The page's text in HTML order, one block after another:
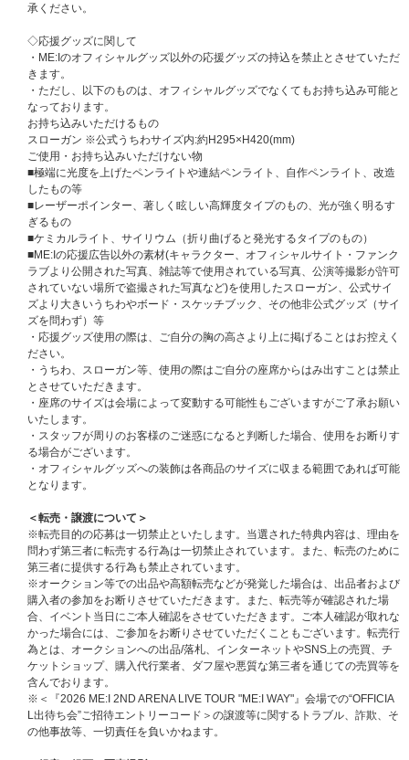
承ください。
◇応援グッズに関して
・ME:Iのオフィシャルグッズ以外の応援グッズの持込を禁止とさせていただ
きます。
・ただし、以下のものは、オフィシャルグッズでなくてもお持ち込み可能と
なっております。
お持ち込みいただけるもの
スローガン ※公式うちわサイズ内:約H295×H420(mm)
ご使用・お持ち込みいただけない物
■極端に光度を上げたペンライトや連結ペンライト、自作ペンライト、改造
したもの等
■レーザーポインター、著しく眩しい高輝度タイプのもの、光が強く明るす
ぎるもの
■ケミカルライト、サイリウム（折り曲げると発光するタイプのもの）
■ME:Iの応援広告以外の素材(キャラクター、オフィシャルサイト・ファンク
ラブより公開された写真、雑誌等で使用されている写真、公演等撮影が許可
されていない場所で盗撮された写真など)を使用したスローガン、公式サイ
ズより大きいうちわやボード・スケッチブック、その他非公式グッズ（サイ
ズを問わず）等
・応援グッズ使用の際は、ご自分の胸の高さより上に掲げることはお控えく
ださい。
・うちわ、スローガン等、使用の際はご自分の座席からはみ出すことは禁止
とさせていただきます。
・座席のサイズは会場によって変動する可能性もございますがご了承お願い
いたします。
・スタッフが周りのお客様のご迷惑になると判断した場合、使用をお断りす
る場合がございます。
・オフィシャルグッズへの装飾は各商品のサイズに収まる範囲であれば可能
となります。
＜転売・譲渡について＞
※転売目的の応募は一切禁止といたします。当選された特典内容は、理由を
問わず第三者に転売する行為は一切禁止されています。また、転売のために
第三者に提供する行為も禁止されています。
※オークション等での出品や高額転売などが発覚した場合は、出品者および
購入者の参加をお断りさせていただきます。また、転売等が確認された場
合、イベント当日にご本人確認をさせていただきます。ご本人確認が取れな
かった場合には、ご参加をお断りさせていただくこともございます。転売行
為とは、オークションへの出品/落札、インターネットやSNS上の売買、チ
ケットショップ、購入代行業者、ダフ屋や悪質な第三者を通じての売買等を
含んでおります。
※＜『2026 ME:I 2ND ARENA LIVE TOUR "ME:I WAY"』会場での“OFFICIA
L出待ち会”ご招待エントリーコード＞の譲渡等に関するトラブル、詐欺、そ
の他事故等、一切責任を負いかねます。